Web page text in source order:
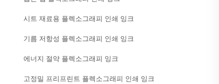
시트 재료용 플렉소그래피 인쇄 잉크
기름 저항성 플렉소그래피 인쇄 잉크
에너지 절약 플렉소그래피 잉크
고정밀 프리프린트 플렉소그래피 인쇄 잉크